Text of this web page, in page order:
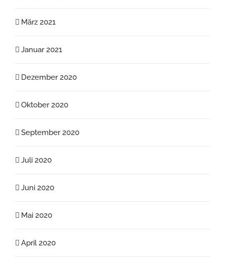
März 2021
Januar 2021
Dezember 2020
Oktober 2020
September 2020
Juli 2020
Juni 2020
Mai 2020
April 2020